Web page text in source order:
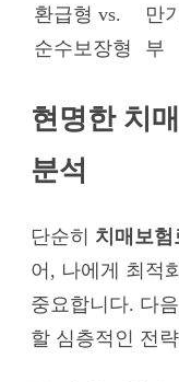
환급형 vs.
순수보장형
만
부
현명한 치
분석
단순히 치매보험
어, 나에게 최적
중요합니다. 다
할 심층적인 전